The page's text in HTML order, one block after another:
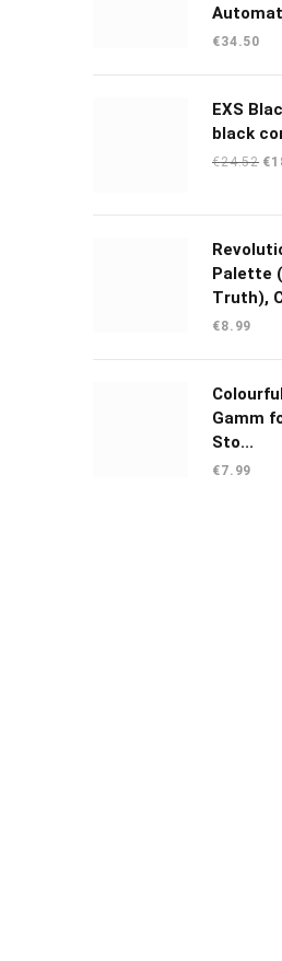
€34.50
EXS
black
€24.52 €
Palette
Truth),
€8.99
Gamm
Sto...
€7.99